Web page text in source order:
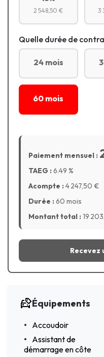
2 548,50 € 3
Quelle durée de
24 mois
60 mois
Paiement mensuel :
TAEG :6.49 %
Acompte :4 247,50 €
Durée :60 mois
Montant total :19
Recevez
Équipements
Accoudoir
Assistant de
démarrage en côte